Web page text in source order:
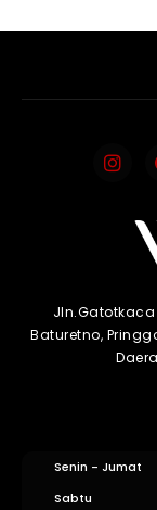
Baturetno,
Senin - Jumat
Sabtu